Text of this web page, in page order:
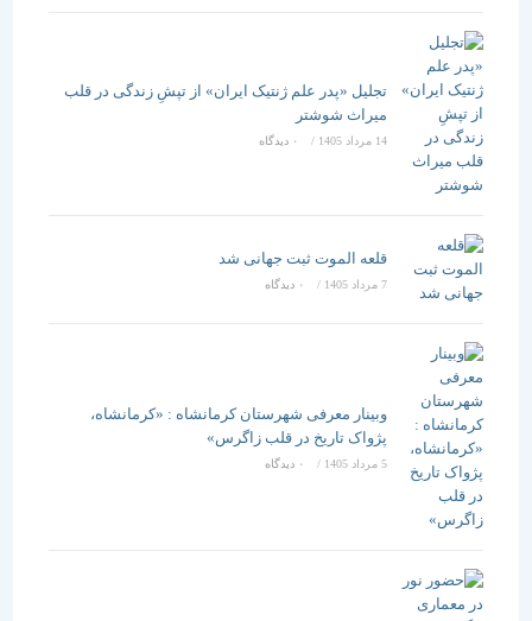
تجلیل «پدر علم ژنتیک ایران» از تپشِ زندگی در قلب
میراث شوشتر
14 مرداد 1405 / ۰ دیدگاه
قلعه الموت ثبت جهانی شد
/ ۰ دیدگاه
وبینار معرفی شهرستان کرمانشاه : «کرمانشاه،
پژواک تاریخ در قلب زاگرس»
5 مرداد 1405 / ۰ دیدگاه